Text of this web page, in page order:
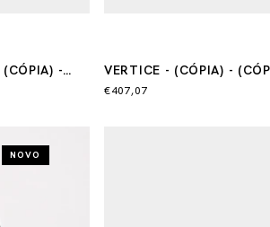
-
-
VERTICE - (CÓPIA) -
€407,07
NOVO